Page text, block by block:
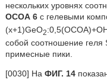
нескольких уровнях
ОСОА 6с гелевыми
(x+1)GeO2
собой соотношение геля
примесные пики.
[0030] На ФИГ. 14